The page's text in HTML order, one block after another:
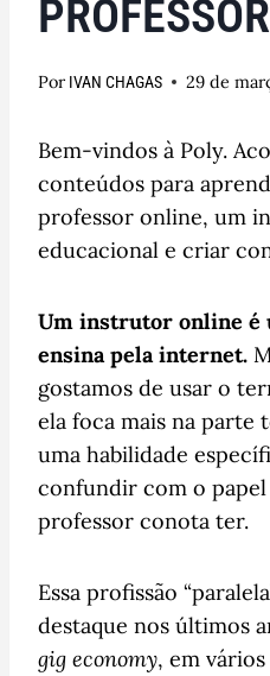
Por IVAN CHAGAS 29 de
Bem-vindos à Poly.
conteúdos para
professor online, um
educacional e criar
Um instrutor online é
ensina pela internet.
gostamos de usar o
ela foca mais na parte
uma habilidade
confundir com o papel
professor conota ter.
Essa profissão
destaque nos últimos
gig economy, em